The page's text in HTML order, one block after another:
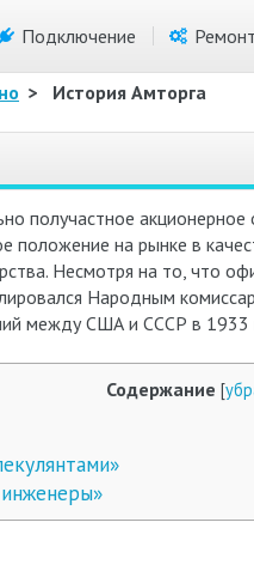
Подключение Ремонт
> История Амторга
получастное акционерное
положение на рынке в
Несмотря на то, что
Народным
между США и СССР в 1933
Содержание [